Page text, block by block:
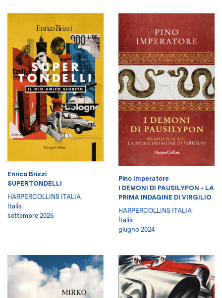
Enrico Brizzi
SUPERTONDELLI
HARPERCOLLINS ITALIA
Italia
settembre 2025
Pino Imperatore
I DEMONI DI PAUSILYPON - LA
PRIMA INDAGINE DI VIRGILIO
HARPERCOLLINS ITALIA
Italia
giugno 2024